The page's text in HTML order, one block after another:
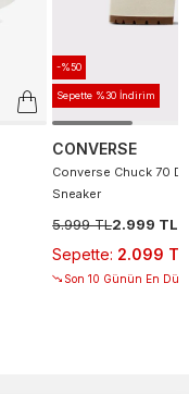
-%50
Sepette %30 İndirim
CONVERSE
Converse Chuck 70
Sneaker
5.999 TL2.999 TL
Sepette: 2.099 TL
Son 10 Günün En